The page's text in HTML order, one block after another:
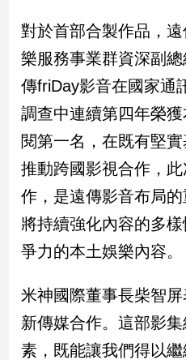
新
冠
病
毒
區
南
台
灣
觀
南
台
灣
觀
對於首部合製作品，
樂服務事業群資深副
傳friDay影音在國家通
調查中連續第四年榮
閱第一名，在既有堅
推動跨國影視合作，
作，是遠傳影音布局
將持續強化內容的多
爭力的本土娛樂內容。
米神國際董事長柴智
新傳媒合作。這部影
素，既能讓我們得以